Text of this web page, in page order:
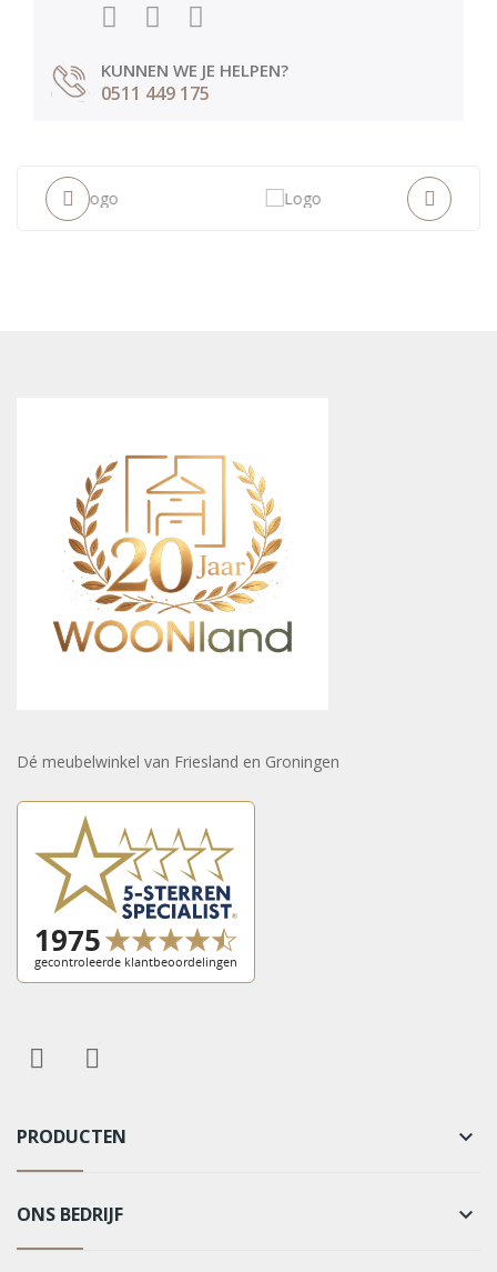
KUNNEN WE JE HELPEN?
0511 449 175
Dé meubelwinkel van Friesland en Groningen
PRODUCTEN keyboard_arrow_down
ONS BEDRIJF keyboard_arrow_down